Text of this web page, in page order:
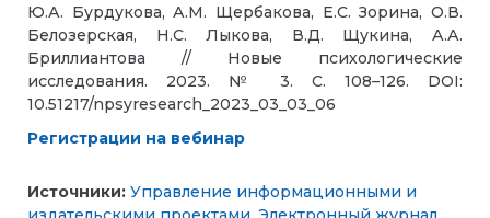
Ю.А. Бурдукова, А.М. Щербакова, Е.С. Зорина, О.В.
Белозерская, Н.С. Лыкова, В.Д. Щукина, А.А.
Бриллиантова // Новые психологические
исследования. 2023. № 3. С. 108–126. DOI:
10.51217/npsyresearch_2023_03_03_06
Регистрации на вебинар
Источники: Управление информационными и